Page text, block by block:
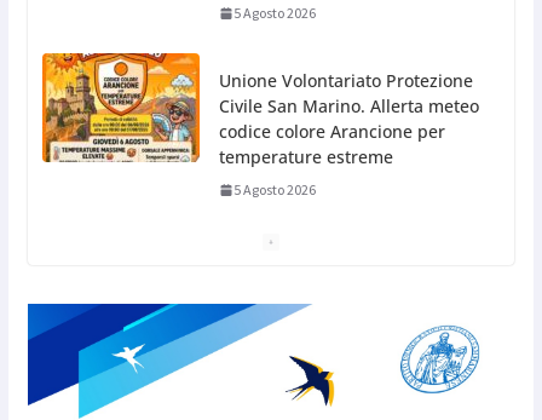
Contest: aperte le iscrizioni
all’edizione 2026-2027
5 Agosto 2026
Pesca sportiva, tre prove di campionato tra acque
dolci e di mare
5 Agosto 2026